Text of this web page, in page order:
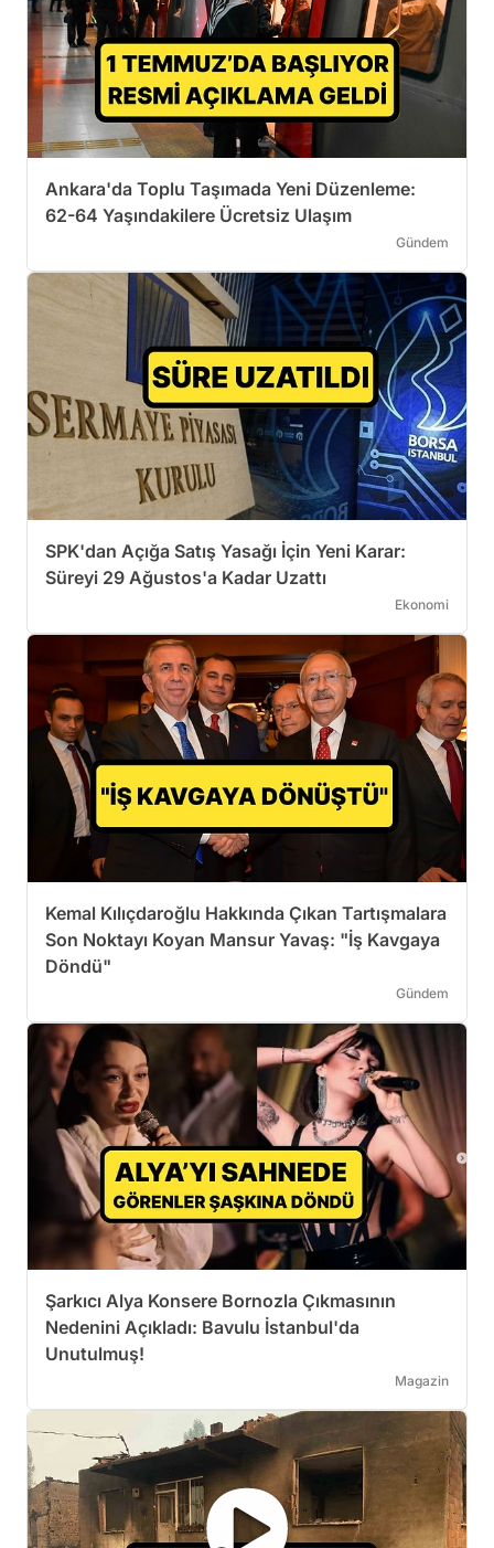
Ankara'da Toplu Taşımada Yeni Düzenleme:
62-64 Yaşındakilere Ücretsiz Ulaşım
Gündem
SPK'dan Açığa Satış Yasağı İçin Yeni Karar:
Süreyi 29 Ağustos'a Kadar Uzattı
Ekonomi
Kemal Kılıçdaroğlu Hakkında Çıkan Tartışmalara
Son Noktayı Koyan Mansur Yavaş: "İş Kavgaya
Döndü"
Gündem
Şarkıcı Alya Konsere Bornozla Çıkmasının
Nedenini Açıkladı: Bavulu İstanbul'da
Unutulmuş!
Magazin